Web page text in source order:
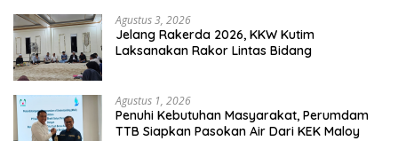
Agustus 3, 2026
Jelang Rakerda 2026, KKW Kutim
Laksanakan Rakor Lintas Bidang
Agustus 1, 2026
Penuhi Kebutuhan Masyarakat, Perumdam
TTB Siapkan Pasokan Air Dari KEK Maloy